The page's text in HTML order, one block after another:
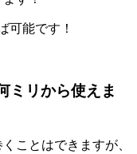
可能です！
ミリから使えま
ことはできますが、